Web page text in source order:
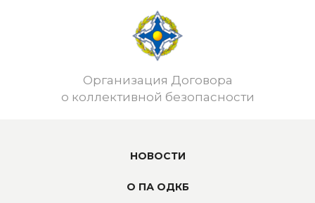
Организация Договора
о коллективной безопасности
НОВОСТИ
О ПА ОДКБ